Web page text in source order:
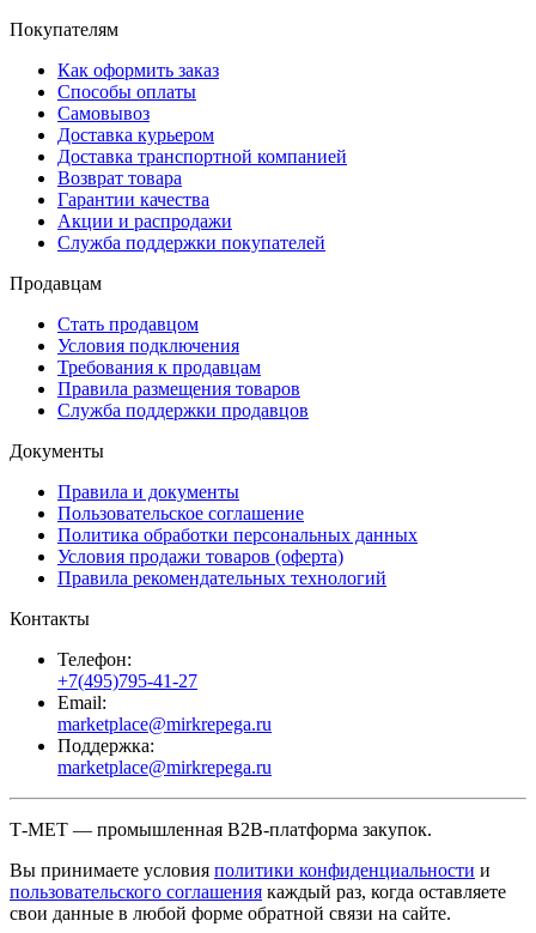
Покупателям
Как оформить заказ
Способы оплаты
Самовывоз
Доставка курьером
Доставка транспортной компанией
Возврат товара
Гарантии качества
Акции и распродажи
Служба поддержки покупателей
Продавцам
Стать продавцом
Условия подключения
Требования к продавцам
Правила размещения товаров
Служба поддержки продавцов
Документы
Правила и документы
Пользовательское соглашение
Политика обработки персональных данных
Условия продажи товаров (оферта)
Правила рекомендательных технологий
Контакты
Телефон:
+7(495)795-41-27
Email:
marketplace@mirkrepega.ru
Поддержка:
marketplace@mirkrepega.ru
Т-МЕТ — промышленная B2B-платформа закупок.
Вы принимаете условия политики конфиденциальности и
пользовательского соглашения каждый раз, когда оставляете
свои данные в любой форме обратной связи на сайте.